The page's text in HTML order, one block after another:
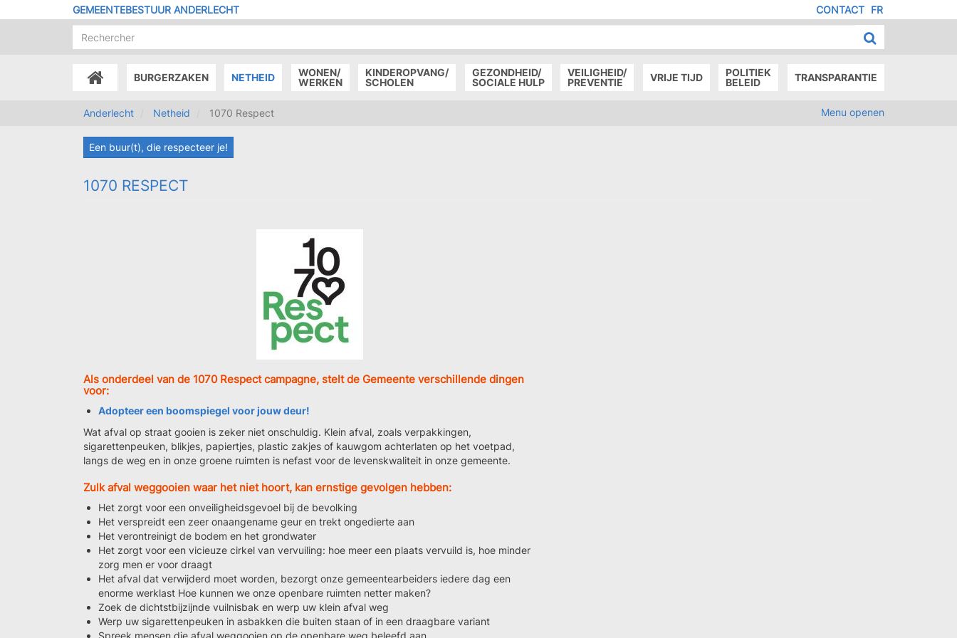
en
GEMEENTEBESTUUR ANDERLECHT FR
MENU
DE
PAGE
CONTACT
ACCUEILBURGERZAKEN NETHEID
WONEN/
WERKEN
KINDEROPVANG/
SCHOLEN
GEZONDHEID/
SOCIALE HULP
VEILIGHEID/
PREVENTIE
VRIJE TIJD
POLITIEK
BELEID
TRANSPARANTIE
Anderlecht Netheid 1070 Respect Menu openen
Een buur(t), die respecteer je!
1070 RESPECT
Als onderdeel van de 1070 Respect campagne, stelt de Gemeente verschillende dingen
voor:
Adopteer een boomspiegel voor jouw deur!
Wat afval op straat gooien is zeker niet onschuldig. Klein afval, zoals verpakkingen,
sigarettenpeuken, blikjes, papiertjes, plastic zakjes of kauwgom achterlaten op het voetpad,
langs de weg en in onze groene ruimten is nefast voor de levenskwaliteit in onze gemeente.
Zulk afval weggooien waar het niet hoort, kan ernstige gevolgen hebben:
Het zorgt voor een onveiligheidsgevoel bij de bevolking
Het verspreidt een zeer onaangename geur en trekt ongedierte aan
Het verontreinigt de bodem en het grondwater
Het zorgt voor een vicieuze cirkel van vervuiling: hoe meer een plaats vervuild is, hoe minder
zorg men er voor draagt
Het afval dat verwijderd moet worden, bezorgt onze gemeentearbeiders iedere dag een
enorme werklast Hoe kunnen we onze openbare ruimten netter maken?
Zoek de dichtstbijzijnde vuilnisbak en werp uw klein afval weg
Werp uw sigarettenpeuken in asbakken die buiten staan of in een draagbare variant
Spreek mensen die afval weggooien op de openbare weg beleefd aan